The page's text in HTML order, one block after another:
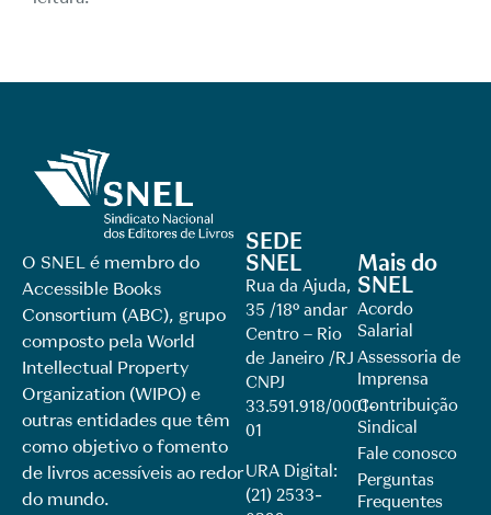
O SNEL é membro do
Accessible Books
Consortium (ABC), grupo
composto pela World
Intellectual Property
Organization (WIPO) e
outras entidades que têm
como objetivo o fomento
de livros acessíveis ao redor
do mundo.
SEDE
SNEL
Rua da Ajuda,
35 /18º andar
Centro – Rio
de Janeiro /RJ
CNPJ
33.591.918/0001-
01
URA Digital:
(21) 2533-
Mais do
SNEL
Acordo
Salarial
Assessoria de
Imprensa
Contribuição
Sindical
Fale conosco
Perguntas
Frequentes